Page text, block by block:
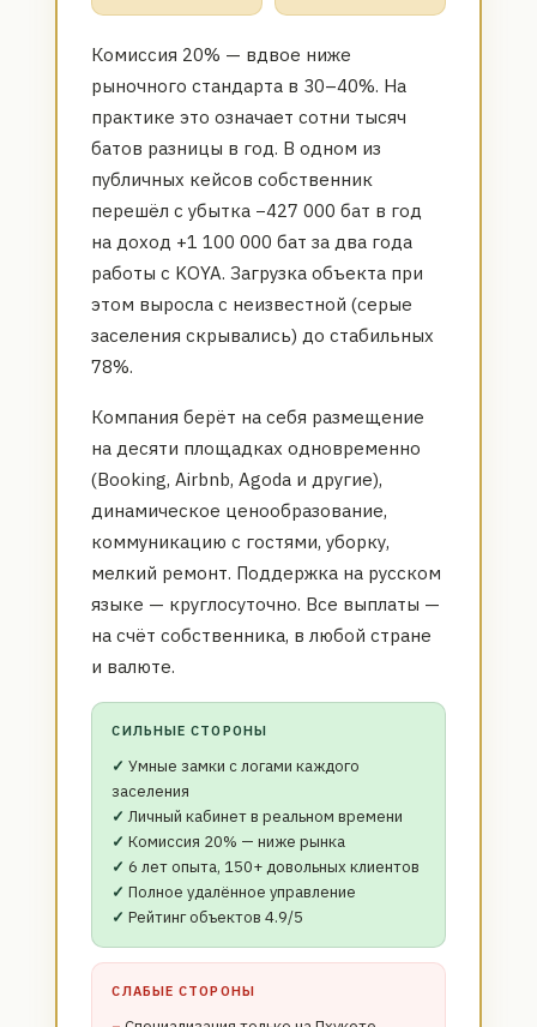
Комиссия 20% — вдвое ниже
рыночного стандарта в 30–40%. На
практике это означает сотни тысяч
батов разницы в год. В одном из
публичных кейсов собственник
перешёл с убытка −427 000 бат в год
на доход +1 100 000 бат за два года
работы с KOYA. Загрузка объекта при
этом выросла с неизвестной (серые
заселения скрывались) до стабильных
78%.
Компания берёт на себя размещение
на десяти площадках одновременно
(Booking, Airbnb, Agoda и другие),
динамическое ценообразование,
коммуникацию с гостями, уборку,
мелкий ремонт. Поддержка на русском
языке — круглосуточно. Все выплаты —
на счёт собственника, в любой стране
и валюте.
СИЛЬНЫЕ СТОРОНЫ
Умные замки с логами каждого
заселения
Личный кабинет в реальном времени
Комиссия 20% — ниже рынка
6 лет опыта, 150+ довольных клиентов
Полное удалённое управление
Рейтинг объектов 4.9/5
СЛАБЫЕ СТОРОНЫ